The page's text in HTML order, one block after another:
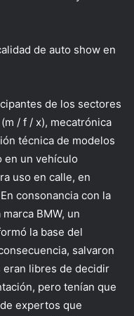
de auto show en
de los sectores
/ f / x), mecatrónica
técnica de modelos
en un vehículo
uso en calle, en
consonancia con la
BMW, un
la base del
salvaron
eran libres de decidir
pero tenían que
expertos que